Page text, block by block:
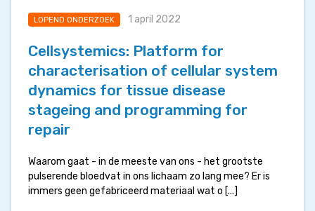
LOPEND ONDERZOEK 1 april 2022
Cellsystemics: Platform for
characterisation of cellular system
dynamics for tissue disease
stageing and programming for
repair
Waarom gaat - in de meeste van ons - het grootste
pulserende bloedvat in ons lichaam zo lang mee? Er is
immers geen gefabriceerd materiaal wat o [...]